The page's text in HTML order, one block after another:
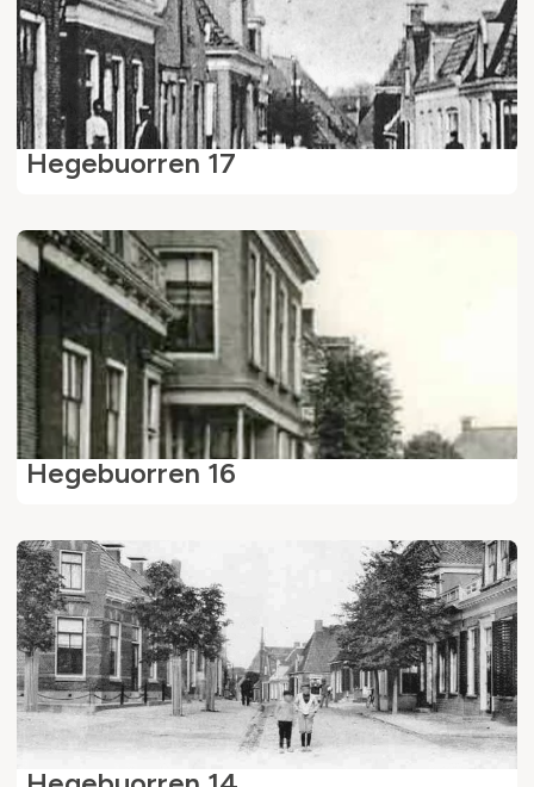
Hegebuorren 17
Hegebuorren 16